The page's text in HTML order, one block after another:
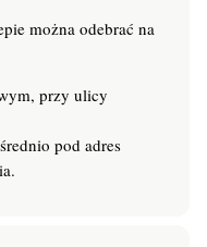
można odebrać na
przy ulicy
pod adres